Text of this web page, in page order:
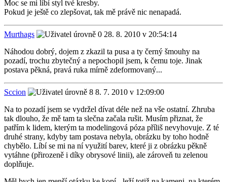
Moc se mi líbí styl tvé kresby.
Pokud je ještě co zlepšovat, tak mě právě nic nenapadá.
Murthags
28. 8. 2010 v 20:54:14
Náhodou dobrý, dojem z zkazil ta pusa a ty černý šmouhy na
pozadí, trochu zbytečný a nepochopil jsem, k čemu toje. Jinak
postava pěkná, pravá ruka mírně zdeformovaný...
Sccion
8. 7. 2010 v 12:09:00
Na to pozadí jsem se vydržel dívat déle než na vše ostatní. Zhruba
tak dlouho, že mě tam ta slečna začala rušit. Musím přiznat, že
patřím k lidem, kterým ta modelingová póza příliš nevyhovuje. Z té
druhé strany, kdyby tam postava nebyla, obrázku by toho hodně
chybělo. Líbí se mi na ní využití barev, které ji z obrázku pěkně
vytáhne (přirozeně i díky obrysové linii), ale zároveň tu zelenou
doplňuje.